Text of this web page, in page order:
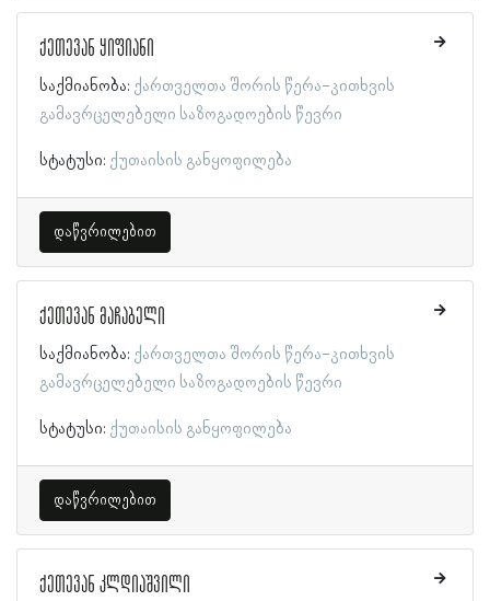
ქეთევან ყიფიანი
საქმიანობა: ქართველთა შორის წერა-კითხვის
გამავრცელებელი საზოგადოების წევრი
სტატუსი: ქუთაისის განყოფილება
დაწვრილებით
ქეთევან მაჩაბელი
საქმიანობა: ქართველთა შორის წერა-კითხვის
გამავრცელებელი საზოგადოების წევრი
სტატუსი: ქუთაისის განყოფილება
დაწვრილებით
ქეთევან კლდიაშვილი